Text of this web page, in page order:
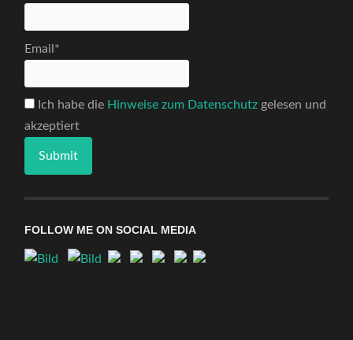
Email*
Ich habe die Hinweise zum Datenschutz gelesen und
akzeptiert
FOLLOW ME ON SOCIAL MEDIA